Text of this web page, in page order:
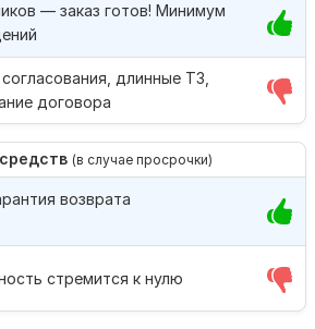
длинные ТЗ,
договора
— заказ готов! Минимум
(в случае просрочки)
стремится к нулю
возврата